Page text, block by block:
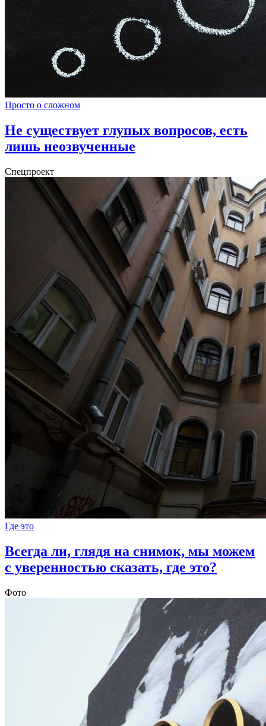
Просто о сложном
Не существует глупых вопросов, есть
лишь неозвученные
Спецпроект
Где это
Всегда ли, глядя на снимок, мы можем
с уверенностью сказать, где это?
Фото